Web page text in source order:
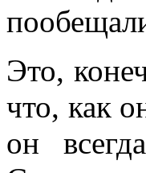
Это,
что, как
он